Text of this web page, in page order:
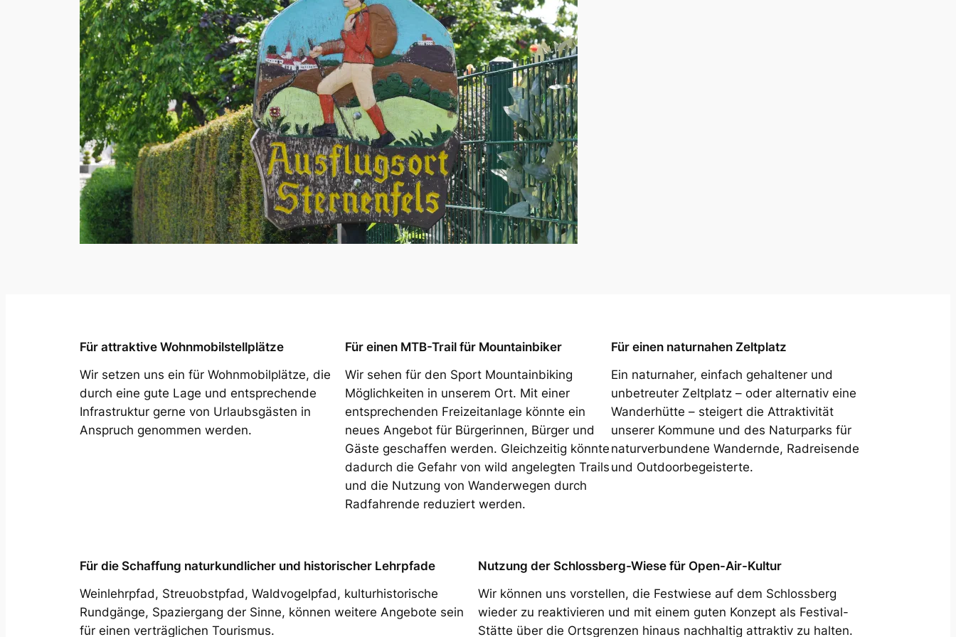
Für attraktive Wohnmobilstellplätze
Wir setzen uns ein für Wohnmobilplätze, die
durch eine gute Lage und entsprechende
Infrastruktur gerne von Urlaubsgästen in
Anspruch genommen werden.
Für einen MTB-Trail für Mountainbiker
Wir sehen für den Sport Mountainbiking
Möglichkeiten in unserem Ort. Mit einer
entsprechenden Freizeitanlage könnte ein
neues Angebot für Bürgerinnen, Bürger und
Gäste geschaffen werden. Gleichzeitig könnte
dadurch die Gefahr von wild angelegten Trails
und die Nutzung von Wanderwegen durch
Radfahrende reduziert werden.
Für einen naturnahen Zeltplatz
Ein naturnaher, einfach gehaltener und
unbetreuter Zeltplatz – oder alternativ eine
Wanderhütte – steigert die Attraktivität
unserer Kommune und des Naturparks für
naturverbundene Wandernde, Radreisende
und Outdoorbegeisterte.
Für die Schaffung naturkundlicher und historischer Lehrpfade
Weinlehrpfad, Streuobstpfad, Waldvogelpfad, kulturhistorische
Rundgänge, Spaziergang der Sinne, können weitere Angebote sein
für einen verträglichen Tourismus.
Nutzung der Schlossberg-Wiese für Open-Air-Kultur
Wir können uns vorstellen, die Festwiese auf dem Schlossberg
wieder zu reaktivieren und mit einem guten Konzept als Festival-
Stätte über die Ortsgrenzen hinaus nachhaltig attraktiv zu halten.